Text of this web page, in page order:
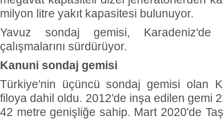
milyon litre yakıt kapasitesi bulunuyor.
Yavuz sondaj gemisi,
çalışmalarını sürdürüyor.
Kanuni sondaj gemisi
Türkiye'nin üçüncü sondaj gemisi olan
filoya dahil oldu. 2012'de inşa edilen gemi
42 metre genişliğe sahip. Mart 2020'de